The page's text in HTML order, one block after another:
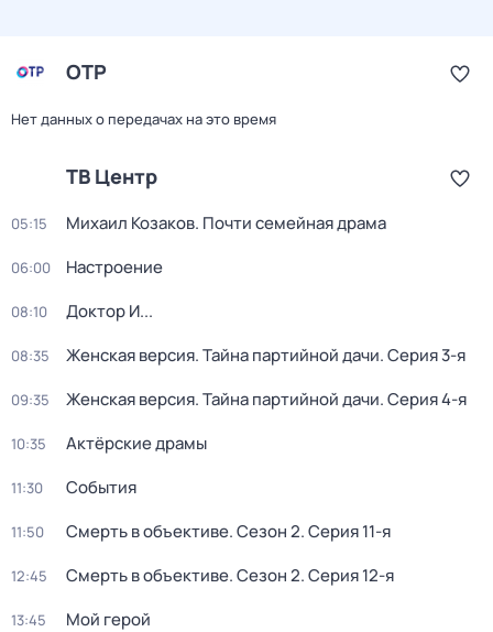
ОТР
Нет данных о передачах на это время
ТВ Центр
05:15 Михаил Козаков. Почти семейная драма
06:00 Настроение
08:10 Доктор И...
08:35 Женская версия. Тайна партийной дачи. Серия 3-я
09:35 Женская версия. Тайна партийной дачи. Серия 4-я
10:35 Актёрские драмы
11:30 События
11:50 Смерть в объективе. Сезон 2. Серия 11-я
12:45 Смерть в объективе. Сезон 2. Серия 12-я
13:45 Мой герой